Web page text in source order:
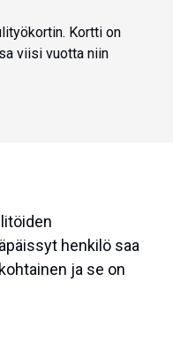
Kortti on
viisi vuotta niin
henkilö saa
ja se on